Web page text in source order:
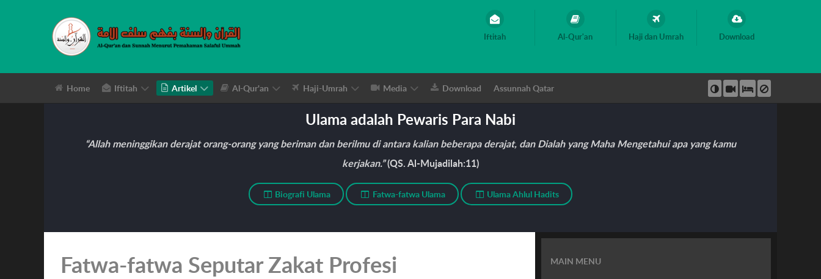
Iftitah Al-Qur'an Haji dan Umrah Download
Home Iftitah Artikel Al-Qur'an Haji-Umrah Media Download Assunnah Qatar
Ulama adalah Pewaris Para Nabi
“Allah meninggikan derajat orang-orang yang beriman dan berilmu di antara kalian beberapa derajat, dan Dialah yang Maha Mengetahui apa yang kamu
kerjakan.”(QS. Al-Mujadilah:11)
Biografi Ulama Fatwa-fatwa Ulama Ulama Ahlul Hadits
Fatwa-fatwa Seputar Zakat Profesi MAIN MENU